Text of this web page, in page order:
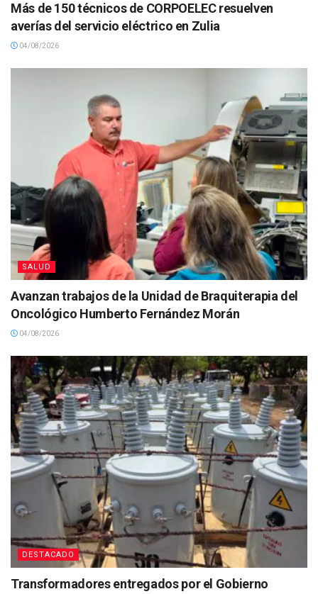
Más de 150 técnicos de CORPOELEC resuelven
averías del servicio eléctrico en Zulia
04/08/2026
SALUD
Avanzan trabajos de la Unidad de Braquiterapia del
Oncológico Humberto Fernández Morán
04/08/2026
DESTACADO
Transformadores entregados por el Gobierno